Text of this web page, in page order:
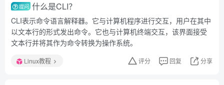
提问 什么是CLI？
CLI表示命令语言解释器。它与计算机程序进行交互，用户在其中
以文本行的形式发出命令。它也与计算机终端交互，该界面接受
文本行并将其作为命令转换为操作系统。
Linux教程 评分 回复 分享